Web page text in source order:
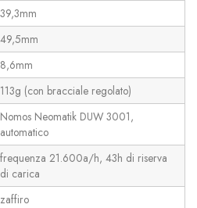
39,3mm
49,5mm
8,6mm
113g (con bracciale regolato)
Nomos Neomatik DUW 3001,
automatico
frequenza 21.600a/h, 43h di riserva
di carica
zaffiro